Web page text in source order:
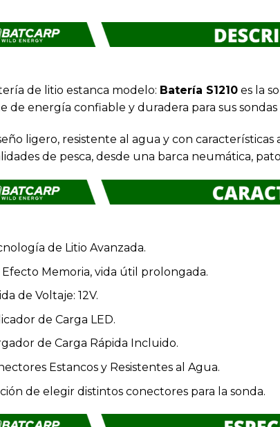
de litio estanca modelo: Batería S1210es la
de energía confiable y duradera para sus sondas
ligero, resistente al agua y con
de pesca, desde una barca neumática,
de Litio Avanzada.
Efecto Memoria, vida útil prolongada.
de Voltaje: 12V.
de Carga LED.
de Carga Rápida Incluido.
Estancos y Resistentes al Agua.
de elegir distintos conectores para la sonda.